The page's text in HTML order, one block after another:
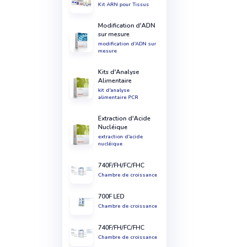
Kit ARN pour Tissus
modification d'ADN
sur mesure
modification d'ADN sur
mesure
Kits d'Analyse
Alimentaire
kit d'analyse
alimentaire PCR
Extraction d'Acide
Nucléique
extraction d'acide
nucléique
740F/FH/FC/FHC
Chambre de croissance
700F LED
Chambre de croissance
740F/FH/FC/FHC
Chambre de croissance